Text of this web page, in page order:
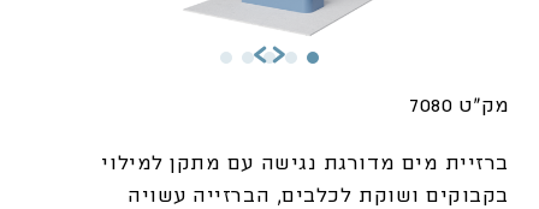
מק"ט 7080
ברזיית מים מדורגת נגישה עם מתקן למילוי
בקבוקים ושוקת לכלבים, הברזייה עשויה